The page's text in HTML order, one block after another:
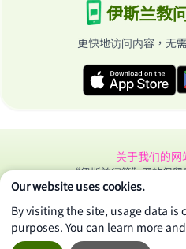
伊斯兰教
更快地访问内容，无
关于我们的网
“伊斯兰问答”网站保留
Our website uses cookies.
By visiting the site, usage data
purposes. You can learn more